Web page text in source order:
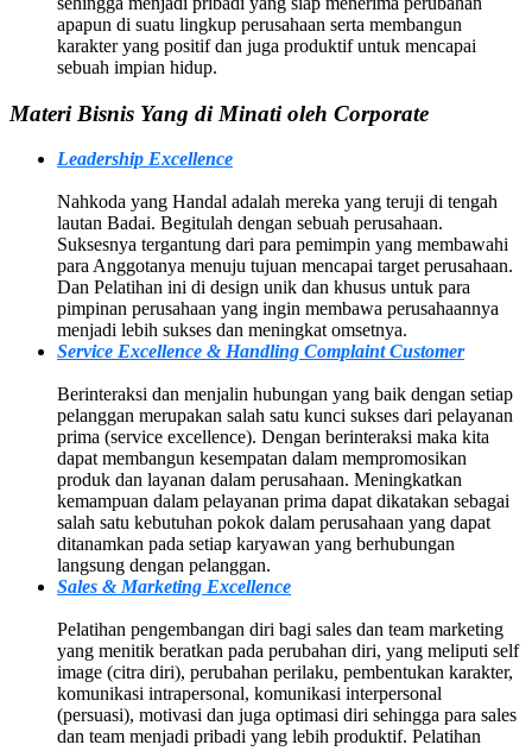
apapun di suatu lingkup perusahaan serta membangun
karakter yang positif dan juga produktif untuk mencapai
sebuah impian hidup.
Materi Bisnis Yang di Minati oleh Corporate
Leadership Excellence
Nahkoda yang Handal adalah mereka yang teruji di tengah
lautan Badai. Begitulah dengan sebuah perusahaan.
Suksesnya tergantung dari para pemimpin yang membawahi
para Anggotanya menuju tujuan mencapai target perusahaan.
Dan Pelatihan ini di design unik dan khusus untuk para
pimpinan perusahaan yang ingin membawa perusahaannya
menjadi lebih sukses dan meningkat omsetnya.
Service Excellence & Handling Complaint Customer
Berinteraksi dan menjalin hubungan yang baik dengan setiap
pelanggan merupakan salah satu kunci sukses dari pelayanan
prima (service excellence). Dengan berinteraksi maka kita
dapat membangun kesempatan dalam mempromosikan
produk dan layanan dalam perusahaan. Meningkatkan
kemampuan dalam pelayanan prima dapat dikatakan sebagai
salah satu kebutuhan pokok dalam perusahaan yang dapat
ditanamkan pada setiap karyawan yang berhubungan
langsung dengan pelanggan.
Sales & Marketing Excellence
Pelatihan pengembangan diri bagi sales dan team marketing
yang menitik beratkan pada perubahan diri, yang meliputi self
image (citra diri), perubahan perilaku, pembentukan karakter,
komunikasi intrapersonal, komunikasi interpersonal
(persuasi), motivasi dan juga optimasi diri sehingga para sales
dan team menjadi pribadi yang lebih produktif. Pelatihan